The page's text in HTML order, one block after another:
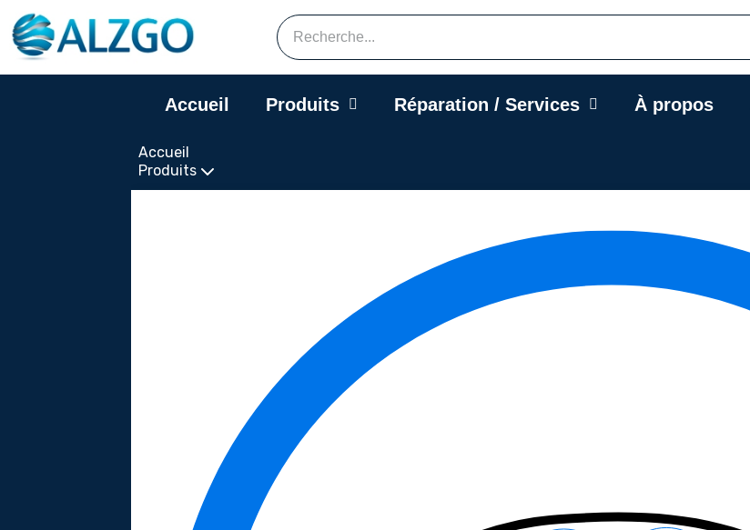
Accueil Produits Réparation / Services À propos
Accueil
Produits